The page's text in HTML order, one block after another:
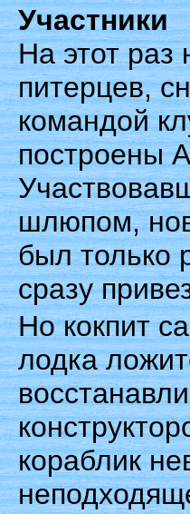
Участники
На этот раз
питерцев,
командой
построены
шлюпом,
был только
сразу
Но кокпит
лодка
кораблик